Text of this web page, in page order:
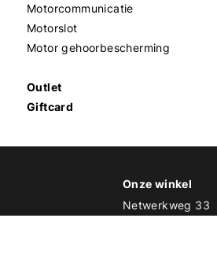
Motorcommunicatie
Motorslot
Motor gehoorbescherming
Outlet
Giftcard
Onze winkel
Netwerkweg 33